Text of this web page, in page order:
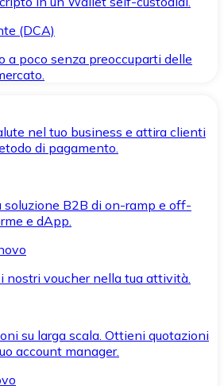
(DCA)
a poco senza preoccuparti delle
nel tuo business e attira clienti
di pagamento.
soluzione B2B di on-ramp e off-
e dApp.
nostri voucher nella tua attività.
su larga scala. Ottieni quotazioni
account manager.